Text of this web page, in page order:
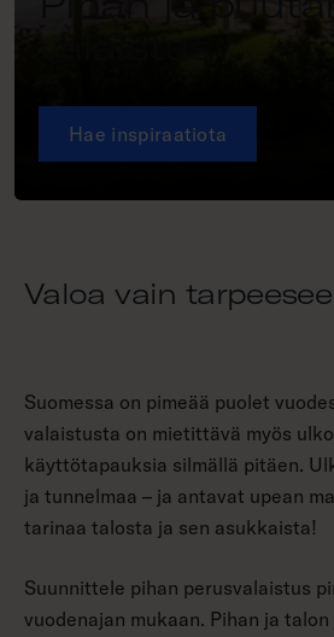
Hae inspiraatiota
Valoa vain
Suomessa on pimeää puolet
valaistusta on mietittävä myös
käyttötapauksia silmällä pitäen.
ja tunnelmaa – ja antavat upean
tarinaa talosta ja sen asukkaista!
Suunnittele pihan perusvalaistus
vuodenajan mukaan. Pihan ja